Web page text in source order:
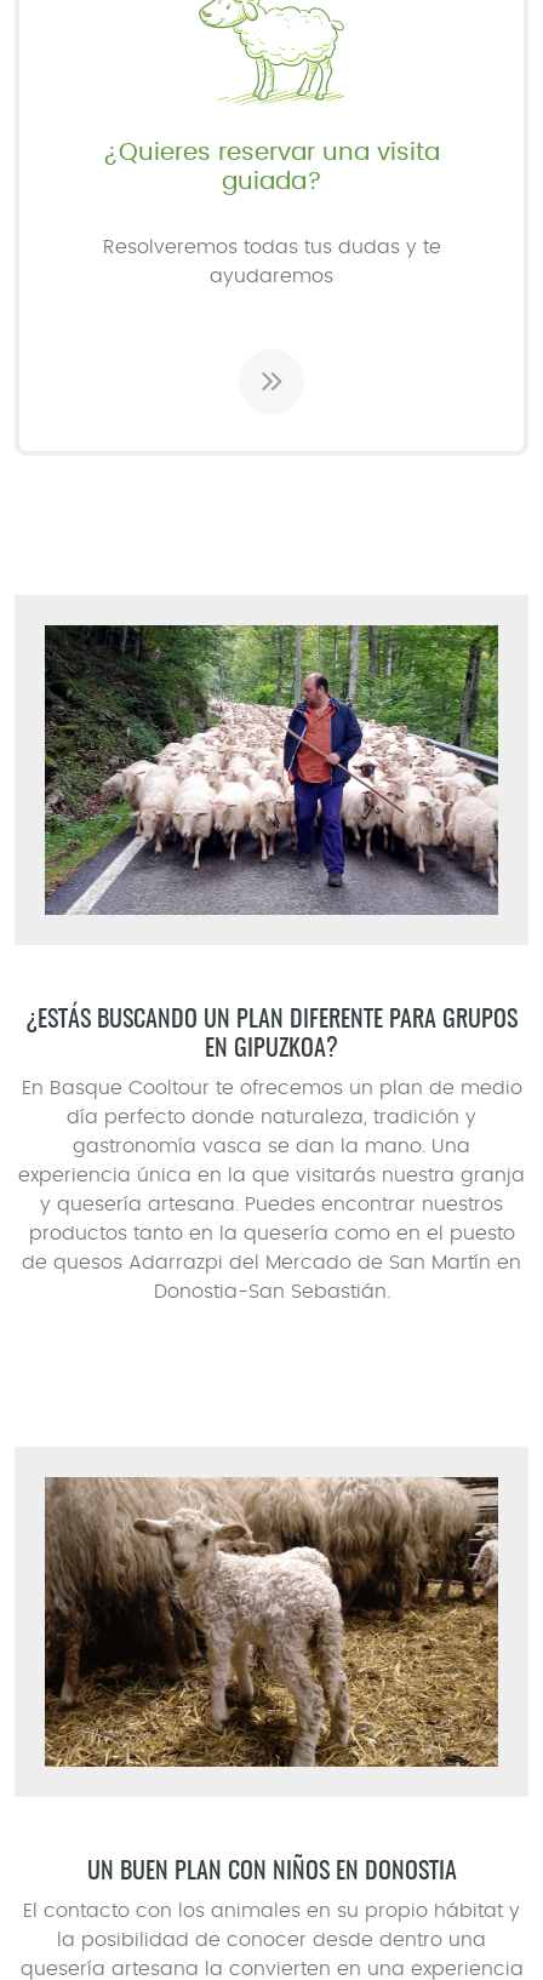
¿Quieres reservar una visita
guiada?
Resolveremos todas tus dudas y te
ayudaremos
¿ESTÁS BUSCANDO UN PLAN DIFERENTE PARA GRUPOS
EN GIPUZKOA?
En Basque Cooltour te ofrecemos un plan de medio
día perfecto donde naturaleza, tradición y
gastronomía vasca se dan la mano. Una
experiencia única en la que visitarás nuestra granja
y quesería artesana. Puedes encontrar nuestros
productos tanto en la quesería como en el puesto
de quesos Adarrazpi del Mercado de San Martín en
Donostia-San Sebastián.
UN BUEN PLAN CON NIÑOS EN DONOSTIA
El contacto con los animales en su propio hábitat y
la posibilidad de conocer desde dentro una
quesería artesana la convierten en una experiencia